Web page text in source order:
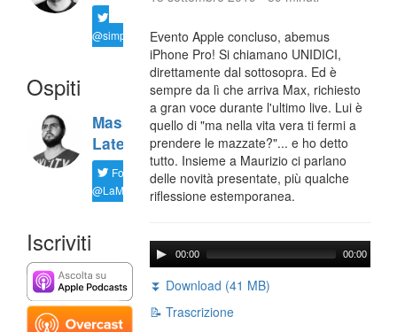
@simplemal
Ospiti
Massimiliano
Latella
Follow
@LaMaxImages
Iscriviti
Evento Apple concluso, abemus
iPhone Pro! Si chiamano UNIDICI,
direttamente dal sottosopra. Ed è
sempre da lì che arriva Max, richiesto
a gran voce durante l'ultimo live. Lui è
quello di "ma nella vita vera ti fermi a
prendere le mazzate?"... e ho detto
tutto. Insieme a Maurizio ci parlano
delle novità presentate, più qualche
riflessione estemporanea.
00:00 00:00
⏬ Download (41 MB)
📝 Trascrizione